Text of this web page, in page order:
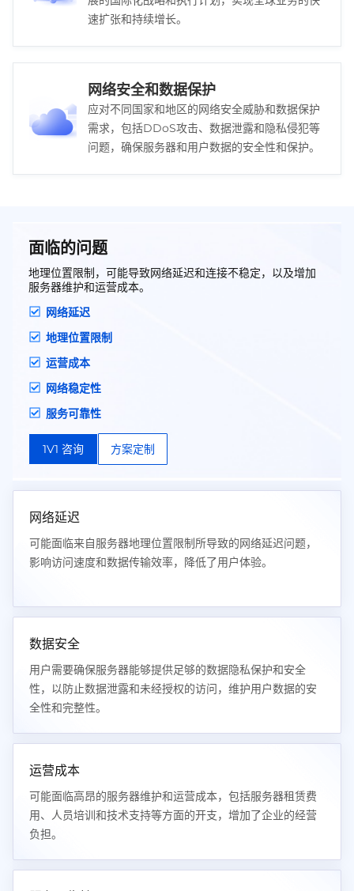
速扩张和持续增长。
网络安全和数据保护
应对不同国家和地区的网络安全威胁和数据保护
需求，包括DDoS攻击、数据泄露和隐私侵犯等
问题，确保服务器和用户数据的安全性和保护。
面临的问题
地理位置限制，可能导致网络延迟和连接不稳定，以及增加
服务器维护和运营成本。
网络延迟
地理位置限制
运营成本
网络稳定性
服务可靠性
1V1 咨询 方案定制
网络延迟
可能面临来自服务器地理位置限制所导致的网络延迟问题，
影响访问速度和数据传输效率，降低了用户体验。
数据安全
用户需要确保服务器能够提供足够的数据隐私保护和安全
性，以防止数据泄露和未经授权的访问，维护用户数据的安
全性和完整性。
运营成本
可能面临高昂的服务器维护和运营成本，包括服务器租赁费
用、人员培训和技术支持等方面的开支，增加了企业的经营
负担。